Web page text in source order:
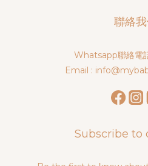
聯絡
Whatsapp聯絡電
Email :
Subscribe to